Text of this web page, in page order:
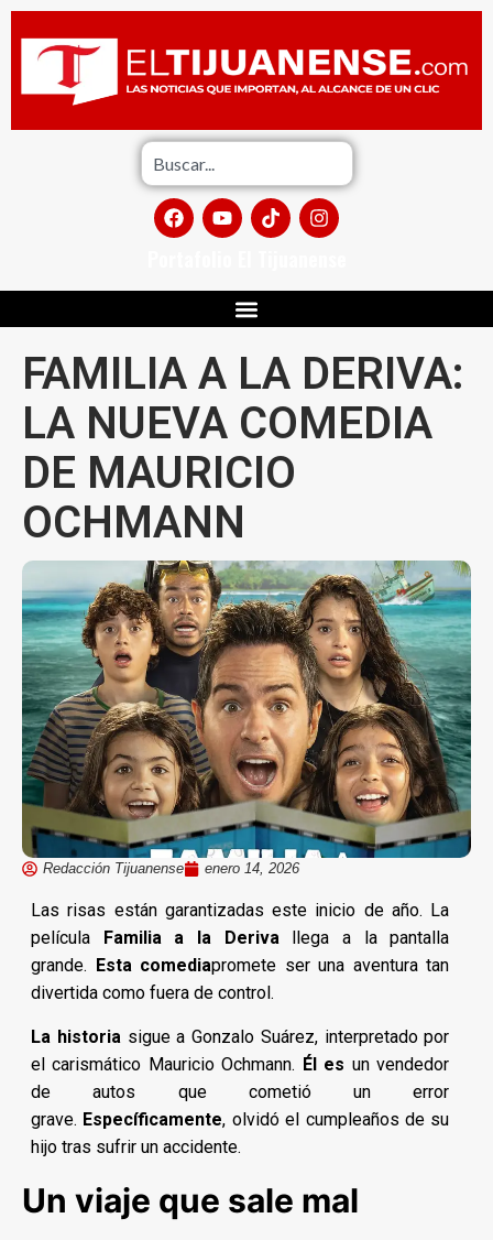
FAMILIA A LA DERIVA:
LA NUEVA COMEDIA
DE MAURICIO
OCHMANN
Redacción Tijuanense enero 14, 2026
Las risas están garantizadas este inicio de año. La
película
Familia a la Derivallega a la pantalla
grande.
Esta comediapromete ser una aventura tan
divertida como fuera de control.
La historiasigue a Gonzalo Suárez, interpretado por
el carismático Mauricio Ochmann. Él es un vendedor
de autos que cometió un error
grave. Específicamente, olvidó el cumpleaños de su
hijo tras sufrir un accidente.
Un viaje que sale mal